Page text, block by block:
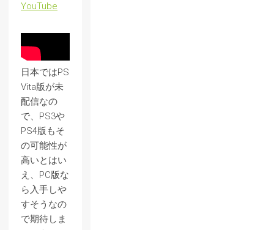
YouTube
日本ではPS
Vita版が未
配信なの
で、PS3や
PS4版もそ
の可能性が
高いとはい
え、PC版な
ら入手しや
すそうなの
で期待しま